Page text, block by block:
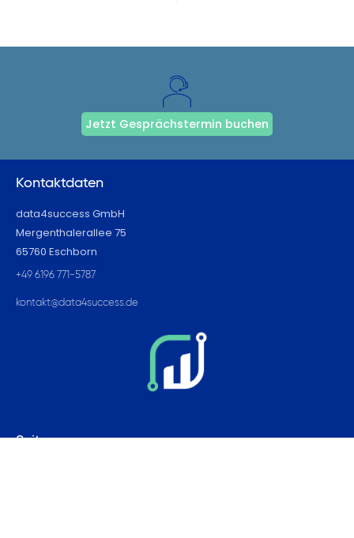
Jetzt Gesprächstermin buchen
Kontaktdaten
data4success GmbH
Mergenthalerallee 75
65760 Eschborn
+49 6196 771-5787
kontakt@data4success.de
Seiten